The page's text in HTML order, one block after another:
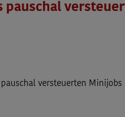
versteuerten Minijobs